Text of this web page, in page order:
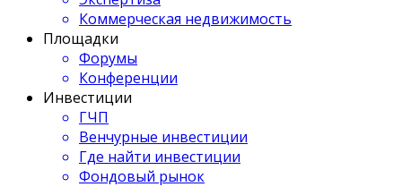
Коммерческая недвижимость
Площадки
Форумы
Конференции
Инвестиции
ГЧП
Венчурные инвестиции
Где найти инвестиции
Фондовый рынок